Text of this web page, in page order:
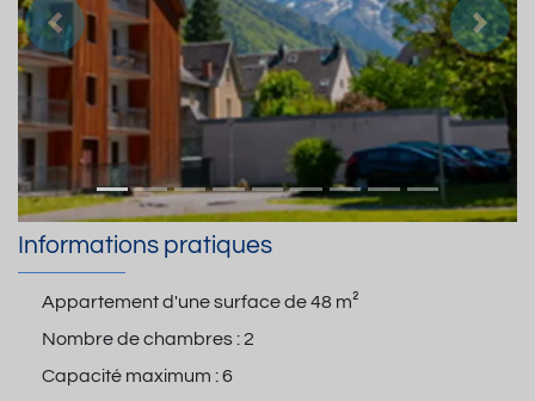
Précedent
Informations pratiques
Appartement d'une surface de48 m²
Nombre de chambres :2
Capacité maximum :6